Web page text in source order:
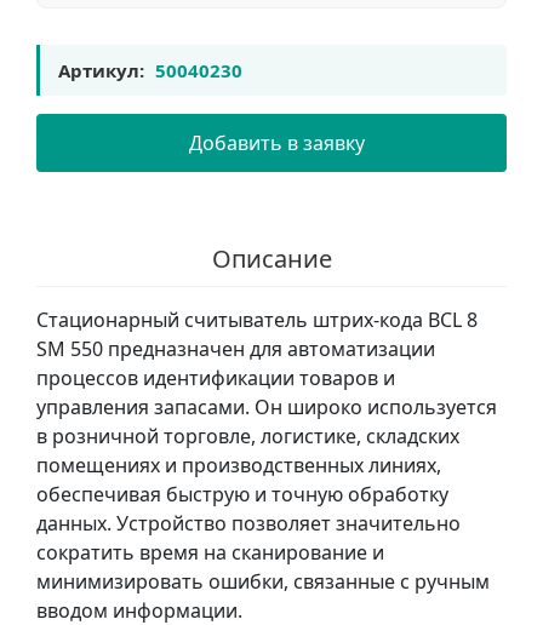
Артикул: 50040230
Добавить в заявку
Описание
Стационарный считыватель штрих-кода BCL 8
SM 550 предназначен для автоматизации
процессов идентификации товаров и
управления запасами. Он широко используется
в розничной торговле, логистике, складских
помещениях и производственных линиях,
обеспечивая быструю и точную обработку
данных. Устройство позволяет значительно
сократить время на сканирование и
минимизировать ошибки, связанные с ручным
вводом информации.